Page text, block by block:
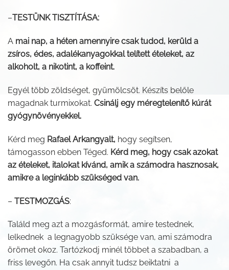
–TESTÜNK TISZTÍTÁSA:
A mai nap, a héten amennyire csak tudod, kerüld a
zsíros, édes, adalékanyagokkal telített ételeket, az
alkoholt, a nikotint, a koffeint.
Egyél több zöldséget, gyümölcsöt. Készíts belőle
magadnak turmixokat. Csinálj egy méregtelenítő kúrát
gyógynövényekkel.
Kérd meg Rafael Arkangyalt, hogy segítsen,
támogasson ebben Téged. Kérd meg, hogy csak azokat
az ételeket, italokat kívánd, amik a számodra hasznosak,
amikre a leginkább szükséged van.
– TESTMOZGÁS:
Találd meg azt a mozgásformát, amire testednek,
lelkednek a legnagyobb szüksége van, ami számodra
örömet okoz. Tartózkodj minél többet a szabadban, a
friss levegőn. Ha csak annyit tudsz beiktatni a